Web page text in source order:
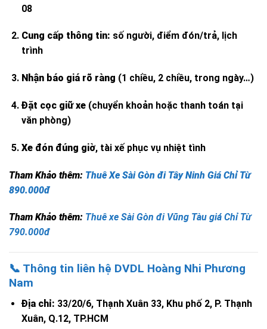
08
Cung cấp thông tin: số người, điểm đón/trả, lịch
trình
Nhận báo giá rõ ràng (1 chiều, 2 chiều, trong ngày…)
Đặt cọc giữ xe(chuyển khoản hoặc thanh toán tại
văn phòng)
Xe đón đúng giờ, tài xế phục vụ nhiệt tình
Tham Khảo thêm: Thuê Xe Sài Gòn đi Tây Ninh Giá Chỉ Từ
890.000đ
Tham Khảo thêm: Thuê xe Sài Gòn đi Vũng Tàu giá Chỉ Từ
790.000đ
📞 Thông tin liên hệ DVDL Hoàng Nhi Phương
Nam
Địa chỉ: 33/20/6, Thạnh Xuân 33, Khu phố 2, P. Thạnh
Xuân, Q.12, TP.HCM